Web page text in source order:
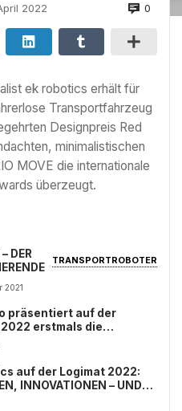
2022 0
ek robotics erhält für
Transportfahrzeug
Designpreis Red
minimalistischen
MOVE die internationale
überzeugt.
DER
TRANSPORTROBOTER
2021
präsentiert auf der
2022 erstmals die
des
auf der Logimat 2022:
INNOVATIONEN – UND